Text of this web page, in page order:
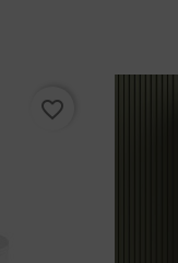
favorite_border